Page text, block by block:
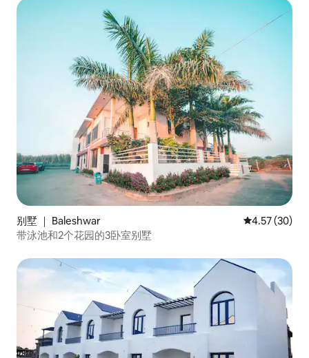
别墅 ｜ Baleshwar 平均评分
4.57 (30)
带泳池和2个花园的3卧室别墅